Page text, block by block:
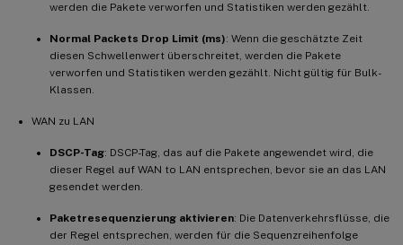
werden die Pakete verworfen und Statistiken werden gezählt.
Normal Packets Drop Limit (ms): Wenn die geschätzte Zeit
diesen Schwellenwert überschreitet, werden die Pakete
verworfen und Statistiken werden gezählt. Nicht gültig für Bulk-
Klassen.
WAN zu LAN
DSCP-Tag: DSCP-Tag, das auf die Pakete angewendet wird, die
dieser Regel auf WAN to LAN entsprechen, bevor sie an das LAN
gesendet werden.
Paketresequenzierung aktivieren: Die Datenverkehrsflüsse, die
der Regel entsprechen, werden für die Sequenzreihenfolge